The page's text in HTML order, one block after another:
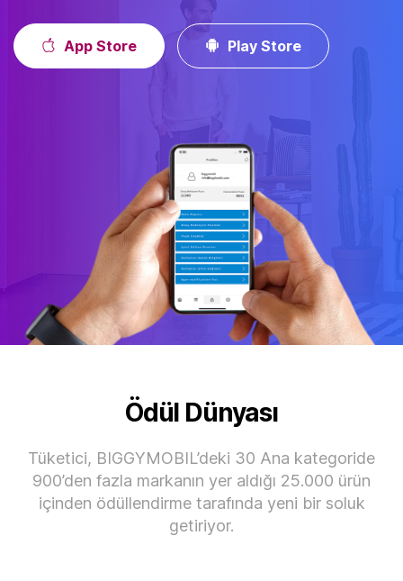
App Store Play Store
Ödül Dünyası
Tüketici, BIGGYMOBIL’deki 30 Ana kategoride
900’den fazla markanın yer aldığı 25.000 ürün
içinden ödüllendirme tarafında yeni bir soluk
getiriyor.